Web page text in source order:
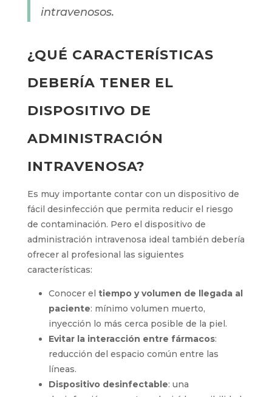
intravenosos.
¿QUÉ CARACTERÍSTICAS
DEBERÍA TENER EL
DISPOSITIVO DE
ADMINISTRACIÓN
INTRAVENOSA?
Es muy importante contar con un dispositivo de
fácil desinfección que permita reducir el riesgo
de contaminación. Pero el dispositivo de
administración intravenosa ideal también debería
ofrecer al profesional las siguientes
características:
Conocer el tiempo y volumen de llegada al
paciente: mínimo volumen muerto,
inyección lo más cerca posible de la piel.
Evitar la interacción entre fármacos:
reducción del espacio común entre las
líneas.
Dispositivo desinfectable: una